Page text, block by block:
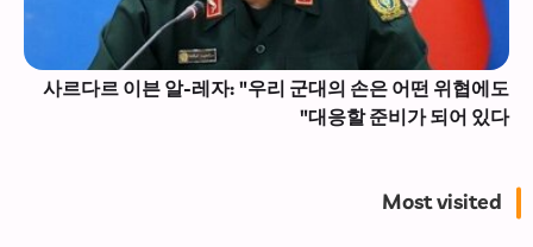
사르다르 이븐 알-레자: "우리 군대의 손은 어떤 위협에도
대응할 준비가 되어 있다"
Most visited